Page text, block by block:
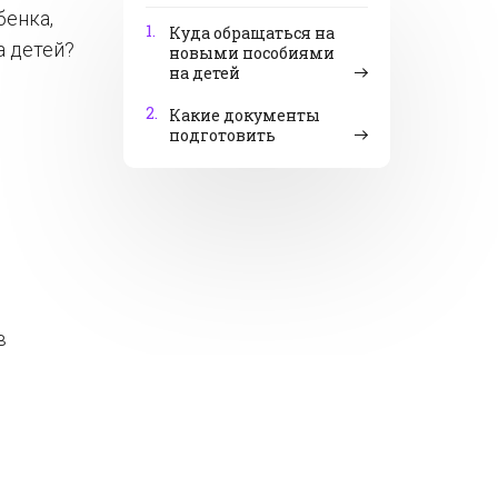
1.
Куда обращаться на
новыми пособиями
на детей
2.
Какие документы
подготовить
детей?